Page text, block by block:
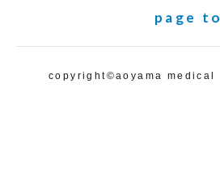
page
copyright©️aoyama